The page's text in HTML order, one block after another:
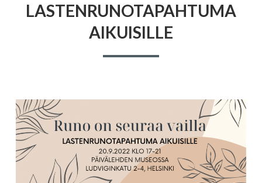
LASTENRUNOTAPAHTUMA
AIKUISILLE